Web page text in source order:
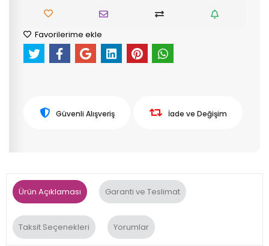
Favorilerime ekle
Güvenli Alışveriş İade ve Değişim
Ürün Açıklaması Garanti ve Teslimat
Taksit Seçenekleri Yorumlar